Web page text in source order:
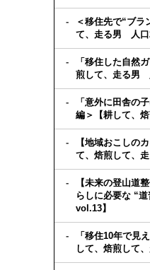
＜移住先で“ブラ
て、走る男 人口
「移住した自然
煎して、走る男
「意外に田舎の
編＞【耕して、
【地域おこしの
て、焙煎して、
【未来の登山道
らしに必要な “
vol.13】
「移住10年で見
して、焙煎して